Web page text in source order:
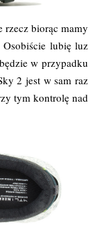
rzecz biorąc mamy
lubię luz
w przypadku
2 jest w sam raz
tym kontrolę nad